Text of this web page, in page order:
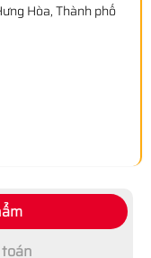
Hòa, Thành phố